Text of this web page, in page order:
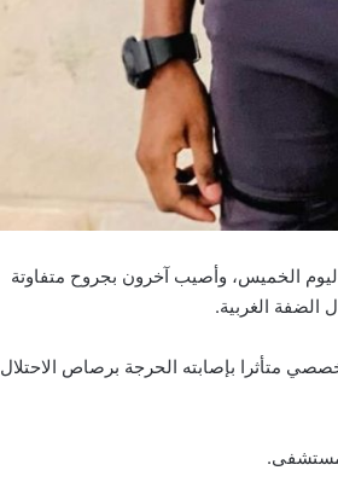
صائب عصام محمود ازريقي (24 سنة)، صباح اليوم الخميس، وأصيب آخرون بجروح متفاوتة
الضفة الغربية.
متأثرا بإصابته الحرجة برصاص الاحتلال